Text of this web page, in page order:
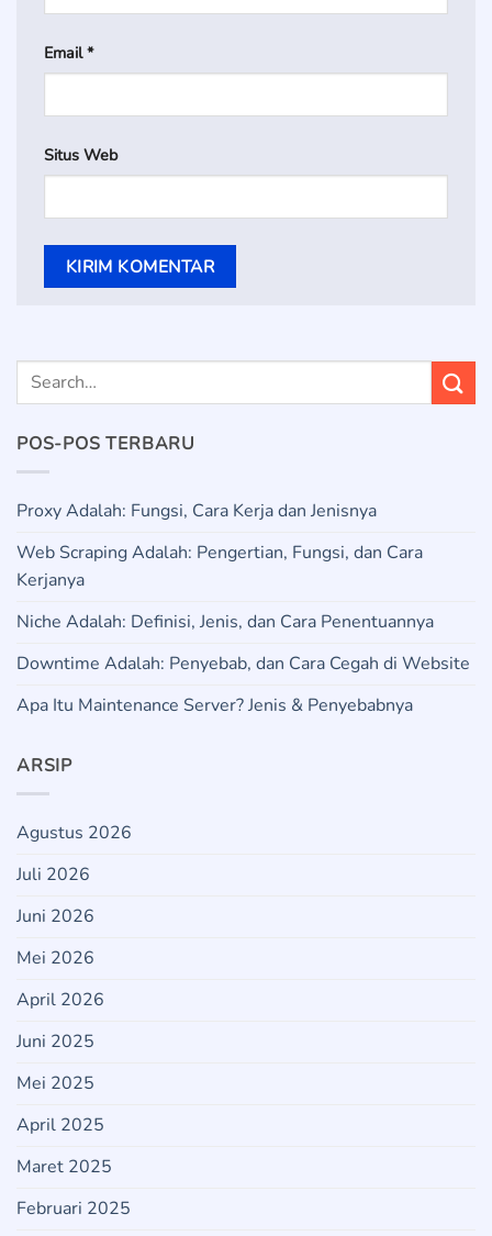
Email*
Situs Web
POS-POS TERBARU
Proxy Adalah: Fungsi, Cara Kerja dan Jenisnya
Web Scraping Adalah: Pengertian, Fungsi, dan Cara
Kerjanya
Niche Adalah: Definisi, Jenis, dan Cara Penentuannya
Downtime Adalah: Penyebab, dan Cara Cegah di Website
Apa Itu Maintenance Server? Jenis & Penyebabnya
ARSIP
Agustus 2026
Juli 2026
Juni 2026
Mei 2026
April 2026
Juni 2025
Mei 2025
April 2025
Maret 2025
Februari 2025